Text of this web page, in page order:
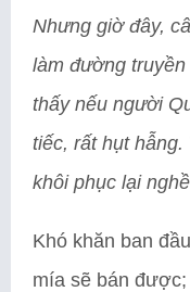
Nhưng giờ đây,
làm đường
thấy nếu người
tiếc, rất hụt
khôi phục lại
Khó khăn ban
mía sẽ bán